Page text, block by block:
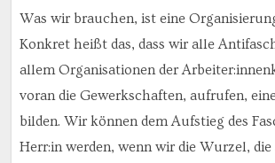
Was wir brauchen, ist eine
Konkret heißt das, dass wir alle
allem Organisationen der
voran die Gewerkschaften, aufrufen,
bilden. Wir können dem Aufstieg des
Herr:in werden, wenn wir die Wurzel,